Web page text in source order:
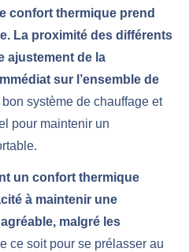
confort thermique prend
La proximité des différents
ajustement de la
sur l’ensemble de
système de chauffage et
pour maintenir un
un confort thermique
à maintenir une
malgré les
ce soit pour se prélasser au